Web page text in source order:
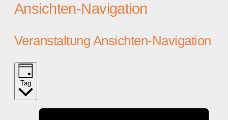
Ansichten-Navigation
Veranstaltung Ansichten-Navigation
Tag